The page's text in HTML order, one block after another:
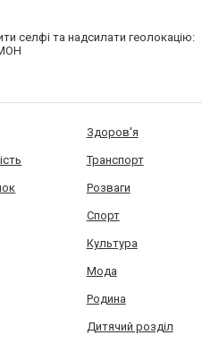
селфі та надсилати геолокацію:
Здоров'я
Транспорт
Розваги
Спорт
Культура
Мода
Родина
Дитячий розділ